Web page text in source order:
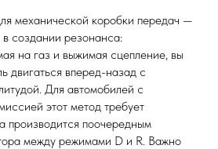
механической коробки передач —
создании резонанса:
на газ и выжимая сцепление, вы
двигаться вперед-назад с
Для автомобилей с
этот метод требует
производится поочередным
между режимами D и R. Важно